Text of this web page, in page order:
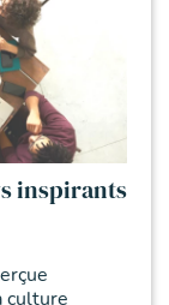
inspirants
culture